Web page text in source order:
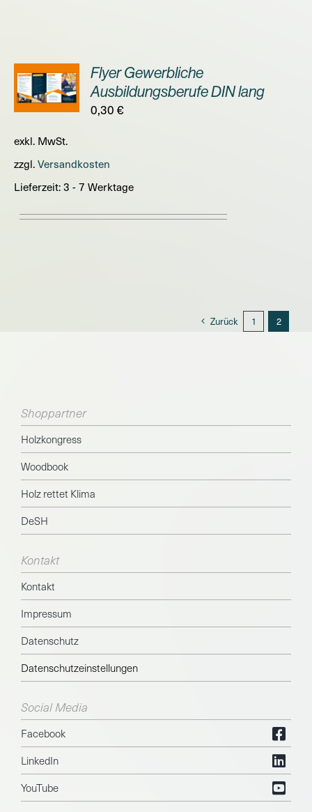
Flyer Gewerbliche
Ausbildungsberufe DIN lang
0,30€
exkl. MwSt.
zzgl.Versandkosten
Lieferzeit:3 - 7 Werktage
Zurück 1 2
Shoppartner
Holzkongress
Woodbook
Holz rettet Klima
DeSH
Kontakt
Kontakt
Impressum
Datenschutz
Datenschutzeinstellungen
Social Media
Facebook
LinkedIn
YouTube